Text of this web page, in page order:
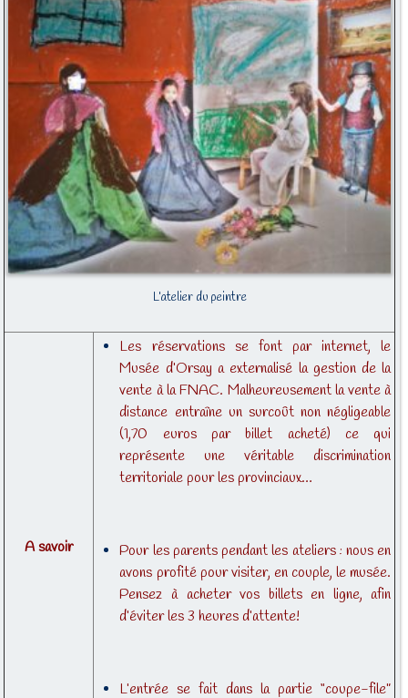
L’atelier du peintre
A savoir
Les réservations se font par internet, le
Musée d’Orsay a externalisé la gestion de la
vente à la FNAC. Malheureusement la vente à
distance entraîne un surcoût non négligeable
(1,70 euros par billet acheté) ce qui
représente une véritable discrimination
territoriale pour les provinciaux…
Pour les parents pendant les ateliers : nous en
avons profité pour visiter, en couple, le musée.
Pensez à acheter vos billets en ligne, afin
d’éviter les 3 heures d’attente!
L’entrée se fait dans la partie “coupe-file”